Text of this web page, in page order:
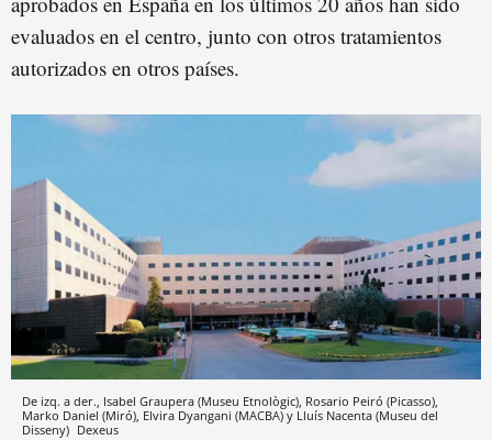
evaluados en el centro, junto con otros tratamientos
autorizados en otros países.
De izq. a der., Isabel Graupera (Museu Etnològic), Rosario Peiró (Picasso),
Marko Daniel (Miró), Elvira Dyangani (MACBA) y Lluís Nacenta (Museu del
Disseny) Dexeus